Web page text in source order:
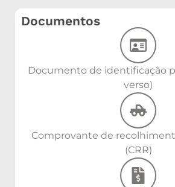
Documentos
Documento de identificação
verso)
Comprovante de
(CRR)